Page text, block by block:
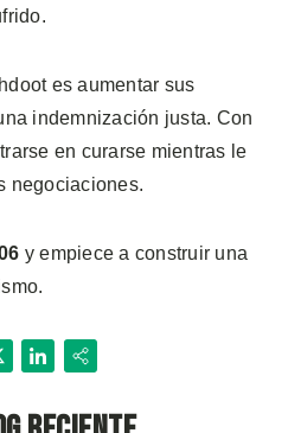
es aumentar sus
indemnización justa. Con
en curarse mientras le
negociaciones.
y empiece a construir una
LinkedIn
Share